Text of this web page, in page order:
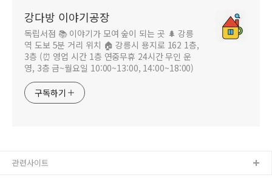
강다방 이야기공장
독립서점 📚 이야기가 모여 숲이 되는 곳 🌲 강릉
역 도보 5분 거리 위치 🏠 강릉시 용지로 162 1층,
3층 (⏰ 영업 시간 1층 연중무휴 24시간 무인 운
영, 3층 금~월요일 10:00~13:00, 14:00~18:00)
구독하기
관련사이트